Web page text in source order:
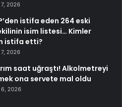
2026
istifa eden 264 eski
isim listesi… Kimler
istifa etti?
2026
saat uğraştı! Alkolmetreyi
ona servete mal oldu
2026